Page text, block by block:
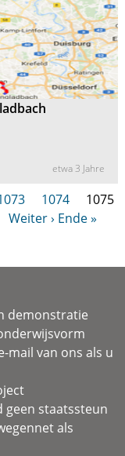
etwa 3 Jahre
1074
1075
Weiter › Ende »
demonstratie
mail van ons als u
geen staatssteun
als